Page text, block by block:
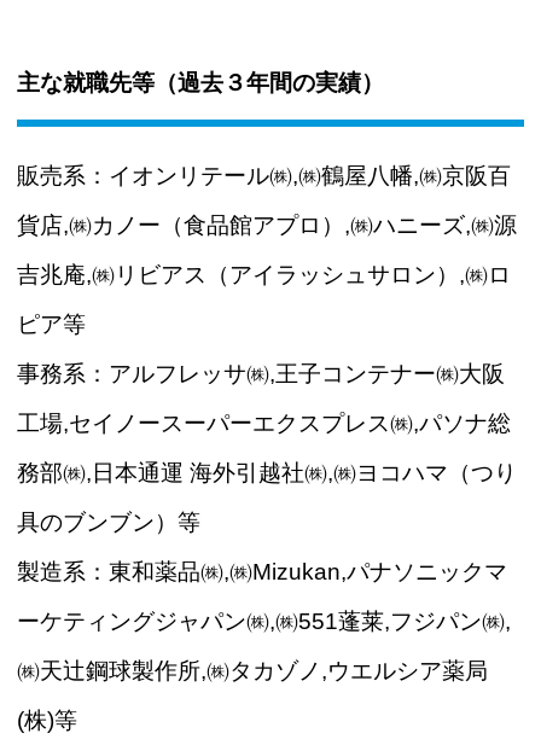
主な就職先等（過去３年間の実績）
販売系：イオンリテール㈱,㈱鶴屋八幡,㈱京阪百
貨店,㈱カノー（食品館アプロ）,㈱ハニーズ,㈱源
吉兆庵,㈱リビアス（アイラッシュサロン）,㈱ロ
ピア等
事務系：アルフレッサ㈱,王子コンテナー㈱大阪
工場,セイノースーパーエクスプレス㈱,パソナ総
務部㈱,日本通運 海外引越社㈱,㈱ヨコハマ（つり
具のブンブン）等
製造系：東和薬品㈱,㈱Mizukan,パナソニックマ
ーケティングジャパン㈱,㈱551蓬莱,フジパン㈱,
㈱天辻鋼球製作所,㈱タカゾノ,ウエルシア薬局
(株)等